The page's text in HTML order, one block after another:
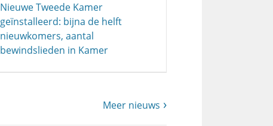
Nieuwe Tweede Kamer
geïnstalleerd: bijna de helft
nieuwkomers, aantal
bewindslieden in Kamer
Meer nieuws